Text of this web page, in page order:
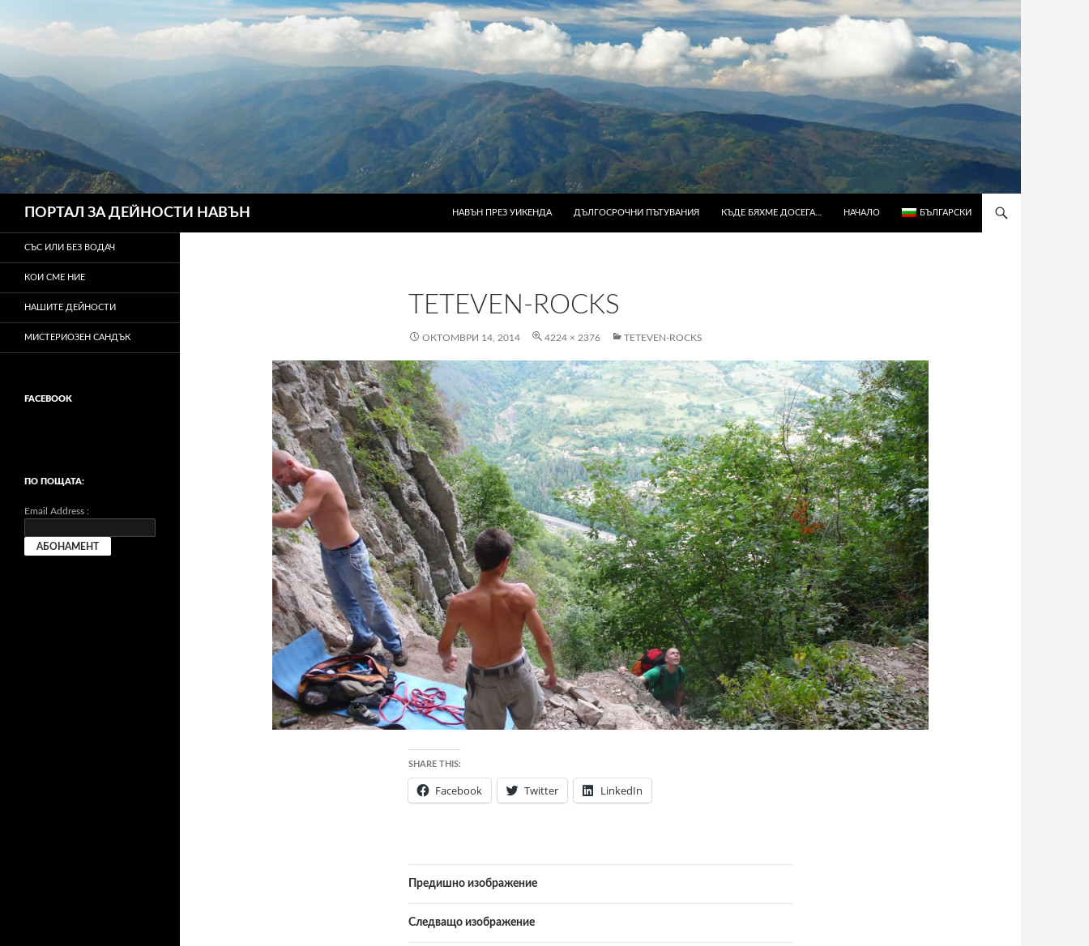
ПОРТАЛ ЗА ДЕЙНОСТИ НАВЪН
НАВЪН ПРЕЗ УИКЕНДА
ДЪЛГОСРОЧНИ ПЪТУВАНИЯ КЪДЕ БЯХМЕ ДОСЕГА… НАЧАЛО БЪЛГАРСКИ
TETEVEN-ROCKS
ОКТОМВРИ 14, 2014 4224 × 2376 TETEVEN-ROCKS
SHARE THIS:
Facebook Twitter LinkedIn
Предишно изображение
Следващо изображение
СЪС ИЛИ БЕЗ ВОДАЧ
КОИ СМЕ НИЕ
НАШИТЕ ДЕЙНОСТИ
МИСТЕРИОЗЕН САНДЪК
FACEBOOK
ПО ПОЩАТА:
Email Address :